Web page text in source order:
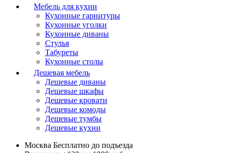
Мебель для кухни
Кухонные гарнитуры
Кухонные уголки
Кухонные диваны
Стулья
Табуреты
Кухонные столы
Дешевая мебель
Дешевые диваны
Дешевые шкафы
Дешевые кровати
Дешевые комоды
Дешевые тумбы
Дешевые кухни
Москва Бесплатно до подъезда